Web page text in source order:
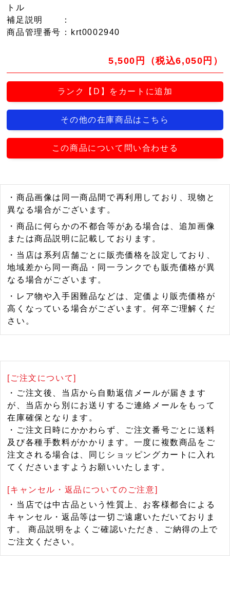
トル
補足説明
：
商品管理番号 ：krt0002940
5,500円（税込6,050円）
ランク【D】をカートに追加
その他の在庫商品はこちら
この商品について問い合わせる
・商品画像は同一商品間で再利用しており、現物と
異なる場合がございます。
・商品に何らかの不都合等がある場合は、追加画像
または商品説明に記載しております。
・当店は系列店舗ごとに販売価格を設定しており、
地域差から同一商品・同一ランクでも販売価格が異
なる場合がございます。
・レア物や入手困難品などは、定価より販売価格が
高くなっている場合がございます。何卒ご理解くだ
さい。
[ご注文について]
・ご注文後、当店から自動返信メールが届きます
が、当店から別にお送りするご連絡メールをもって
在庫確保となります。
・ご注文日時にかかわらず、ご注文番号ごとに送料
及び各種手数料がかかります。一度に複数商品をご
注文される場合は、同じショッピングカートに入れ
てくださいますようお願いいたします。
[キャンセル・返品についてのご注意]
・当店では中古品という性質上、お客様都合による
キャンセル・返品等は一切ご遠慮いただいておりま
す。 商品説明をよくご確認いただき、ご納得の上で
ご注文ください。